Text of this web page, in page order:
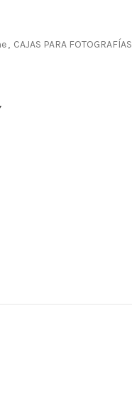
, CAJAS PARA FOTOGRAFÍAS